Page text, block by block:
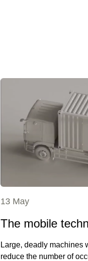
13 May
The mobile
Large, deadly machines
reduce the number of